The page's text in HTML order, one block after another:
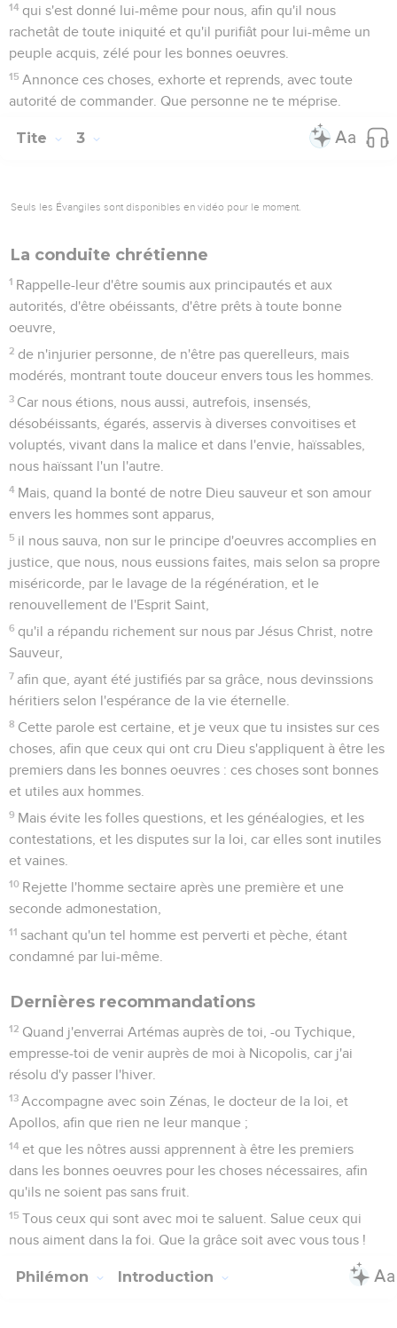
14 qui s'est donné lui-même pour nous, afin qu'il nous
rachetât de toute iniquité et qu'il purifiât pour lui-même un
peuple acquis, zélé pour les bonnes oeuvres.
15 Annonce ces choses, exhorte et reprends, avec toute
autorité de commander. Que personne ne te méprise.
Tite 3
Seuls les Évangiles sont disponibles en vidéo pour le moment.
La conduite chrétienne
1 Rappelle-leur d'être soumis aux principautés et aux
autorités, d'être obéissants, d'être prêts à toute bonne
oeuvre,
2 de n'injurier personne, de n'être pas querelleurs, mais
modérés, montrant toute douceur envers tous les hommes.
3 Car nous étions, nous aussi, autrefois, insensés,
désobéissants, égarés, asservis à diverses convoitises et
voluptés, vivant dans la malice et dans l'envie, haïssables,
nous haïssant l'un l'autre.
4 Mais, quand la bonté de notre Dieu sauveur et son amour
envers les hommes sont apparus,
5 il nous sauva, non sur le principe d'oeuvres accomplies en
justice, que nous, nous eussions faites, mais selon sa propre
miséricorde, par le lavage de la régénération, et le
renouvellement de l'Esprit Saint,
6 qu'il a répandu richement sur nous par Jésus Christ, notre
Sauveur,
7 afin que, ayant été justifiés par sa grâce, nous devinssions
héritiers selon l'espérance de la vie éternelle.
8 Cette parole est certaine, et je veux que tu insistes sur ces
choses, afin que ceux qui ont cru Dieu s'appliquent à être les
premiers dans les bonnes oeuvres : ces choses sont bonnes
et utiles aux hommes.
9 Mais évite les folles questions, et les généalogies, et les
contestations, et les disputes sur la loi, car elles sont inutiles
et vaines.
10 Rejette l'homme sectaire après une première et une
seconde admonestation,
11 sachant qu'un tel homme est perverti et pèche, étant
condamné par lui-même.
Dernières recommandations
12 Quand j'enverrai Artémas auprès de toi, -ou Tychique,
empresse-toi de venir auprès de moi à Nicopolis, car j'ai
résolu d'y passer l'hiver.
13 Accompagne avec soin Zénas, le docteur de la loi, et
Apollos, afin que rien ne leur manque ;
14 et que les nôtres aussi apprennent à être les premiers
dans les bonnes oeuvres pour les choses nécessaires, afin
qu'ils ne soient pas sans fruit.
15 Tous ceux qui sont avec moi te saluent. Salue ceux qui
nous aiment dans la foi. Que la grâce soit avec vous tous !
Philémon Introduction